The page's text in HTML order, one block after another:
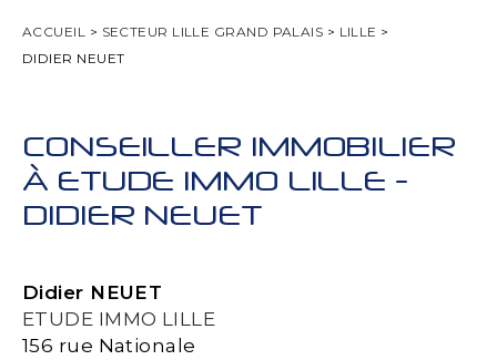
ACCUEIL > SECTEUR LILLE GRAND PALAIS > LILLE >
DIDIER NEUET
CONSEILLER IMMOBILIER
À ETUDE IMMO LILLE -
DIDIER NEUET
Didier NEUET
ETUDE IMMO LILLE
156 rue Nationale